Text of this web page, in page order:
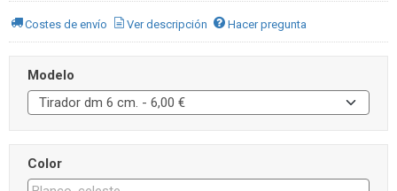
Costes de envío Ver descripción Hacer pregunta
Modelo
Color